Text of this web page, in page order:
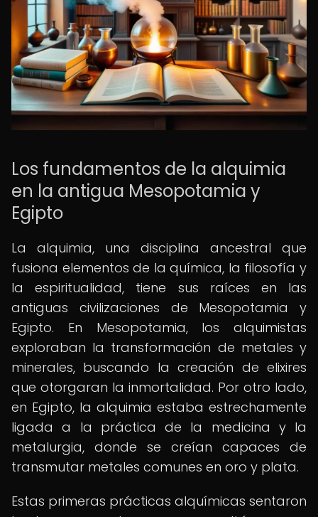
Los fundamentos de la alquimia
en la antigua Mesopotamia y
Egipto
La alquimia, una disciplina ancestral que
fusiona elementos de la química, la filosofía y
la espiritualidad, tiene sus raíces en las
antiguas civilizaciones de Mesopotamia y
Egipto. En Mesopotamia, los alquimistas
exploraban la transformación de metales y
minerales, buscando la creación de elixires
que otorgaran la inmortalidad. Por otro lado,
en Egipto, la alquimia estaba estrechamente
ligada a la práctica de la medicina y la
metalurgia, donde se creían capaces de
transmutar metales comunes en oro y plata.
Estas primeras prácticas alquímicas sentaron